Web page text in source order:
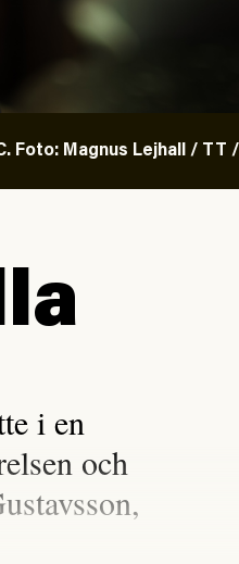
Foto: Magnus Lejhall / TT /
i en
och